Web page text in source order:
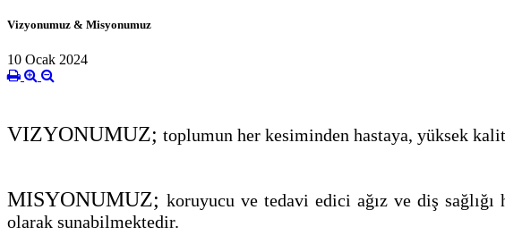
Vizyonumuz & Misyonumuz
10 Ocak 2024
VIZYONUMUZ; toplumun her kesiminden hastaya, yüksek
MISYONUMUZ; koruyucu ve tedavi edici ağız ve diş
olarak sunabilmektedir.